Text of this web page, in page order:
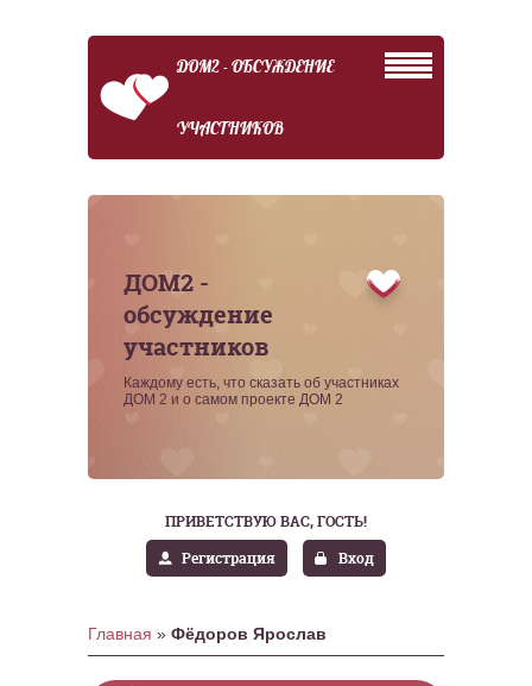
ДОМ2 - ОБСУЖДЕНИЕ
УЧАСТНИКОВ
ДОМ2 -
обсуждение
участников
Каждому есть, что сказать об участниках
ДОМ 2 и о самом проекте ДОМ 2
ПРИВЕТСТВУЮ ВАС, ГОСТЬ!
Регистрация
Вход
Главная » Фёдоров Ярослав